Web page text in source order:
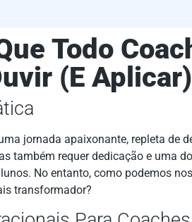
Todo
(E
jornada apaixonante, repleta de
também requer dedicação e uma
No entanto, como podemos
transformador?